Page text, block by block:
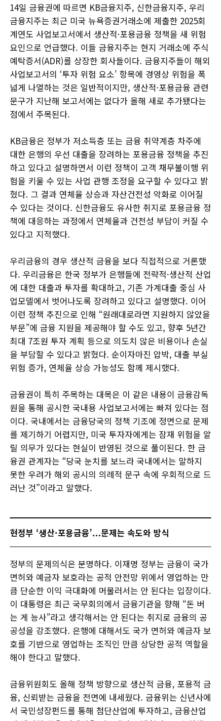
14일 금융권에 따르면 KB금융지주, 신한금융지주, 우리
금융지주는 최근 미국 뉴욕증권거래소에 제출한 2025회
계연도 사업보고서에서 생산적·포용금융 정책을 새 위험
요인으로 언급했다. 이들 금융지주는 현지 거래소에 주식
예탁증서(ADR)를 상장한 회사들이다. 금융지주들이 해외
사업보고서의 ‘투자 위험 요소’ 항목에 경영상 위험을 폭
넓게 나열하는 것은 일반적이지만, 생산적·포용금융 관련
문구가 지난해 보고서에는 없다가 올해 새로 추가됐다는
점에서 주목된다.
KB금융은 정부가 저소득층 또는 금융 취약계층 차주에
대한 은행의 우선 대출을 장려하는 포용금융 정책을 추진
하고 있다고 설명하면서 이런 정책이 고객 채무불이행 위
험을 키울 수 있는 사업 관행 조정을 요구할 수 있다고 밝
혔다. 그 결과 연체율 상승과 자산건전성 악화로 이어질
수 있다는 것이다. 신한금융도 유사한 취지로 포용금융 정
책에 대응하는 과정에서 연체율과 건전성 부담이 커질 수
있다고 지적했다.
우리금융의 경우 생산적 금융을 보다 직접적으로 거론했
다. 우리금융은 한국 정부가 은행들에 전략적·생산적 산업
에 대한 대출과 투자를 확대하고, 기존 가계대출 중심 사
업모델에서 벗어나도록 장려하고 있다고 설명했다. 이어
이런 정책 추진으로 인해 “원래대로라면 지원하지 않았을
부문”에 금융 지원을 제공해야 할 수도 있고, 향후 5년간
최대 7조원 투자 계획 등으로 의도치 않은 비용이나 손실
을 부담할 수 있다고 밝혔다. 순이자마진 압박, 대출 부실
위험 증가, 연체율 상승 가능성도 함께 제시했다.
금융권이 특히 주목하는 대목은 이 같은 내용이 금융감독
원을 통해 공시한 국내용 사업보고서에는 빠져 있다는 점
이다. 국내에서는 금융당국의 정책 기조에 정면으로 문제
를 제기하기 어렵지만, 미국 투자자에게는 잠재 위험을 알
릴 의무가 있다는 현실이 반영된 것으로 풀이된다. 한 금
융권 관계자는 “당국 눈치를 보느라 국내에서는 말하지
못한 우려가 해외 공시의 의례적 문구 속에 우회적으로 드
러난 것”이라고 말했다.
현정부 ‘생산·포용금융’...문제는 속도와 방식
정부의 문제의식은 분명하다. 이재명 정부는 금융이 국가
면허와 예금자 보호라는 공적 안전망 위에서 영업하는 만
큼 단순한 이익 극대화에 머물러서는 안 된다는 입장이다.
이 대통령은 최근 국무회의에서 금융기관을 향해 “돈 버
는 게 능사”라고 생각해서는 안 된다는 취지로 금융의 공
공성을 강조했다. 은행에 대해서도 국가 면허와 예금자 보
호를 기반으로 영업하는 조직인 만큼 상당한 공적 역할을
해야 한다고 말했다.
금융위원회도 올해 정책 방향으로 생산적 금융, 포용적 금
융, 신뢰받는 금융을 전면에 내세웠다. 금융위는 신년사에
서 국민성장펀드를 통해 첨단산업에 투자하고, 금융산업